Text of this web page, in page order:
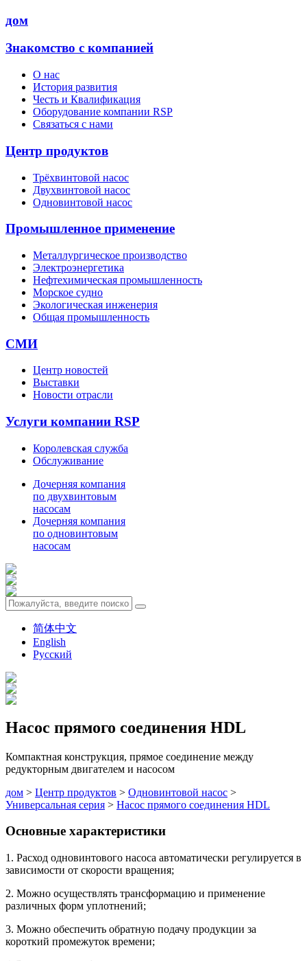
дом
Знакомство с компанией
О нас
История развития
Честь и Квалификация
Оборудование компании RSP
Связаться с нами
Центр продуктов
Трёхвинтовой насос
Двухвинтовой насос
Одновинтовой насос
Промышленное применение
Металлургическое производство
Электроэнергетика
Нефтехимическая промышленность
Морское судно
Экологическая инженерия
Общая промышленность
СМИ
Центр новостей
Выставки
Новости отрасли
Услуги компании RSP
Королевская служба
Обслуживание
Дочерняя компания
по двухвинтовым
насосам
Дочерняя компания
по одновинтовым
насосам
简体中文
English
Русский
Насос прямого соединения HDL
Компактная конструкция, прямое соединение между
редукторным двигателем и насосом
дом > Центр продуктов > Одновинтовой насос >
Универсальная серия > Насос прямого соединения HDL
Основные характеристики
1. Расход одновинтового насоса автоматически регулируется в
зависимости от скорости вращения;
2. Можно осуществлять трансформацию и применение
различных форм уплотнений;
3. Можно обеспечить обратную подачу продукции за
короткий промежуток времени;